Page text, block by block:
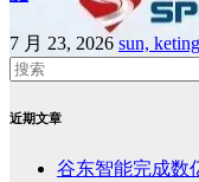
7 月 23, 2026 sun, keting
近期文章
谷东智能完成数